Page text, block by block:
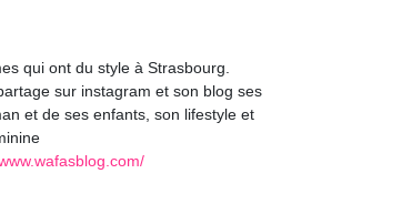
qui ont du style à Strasbourg.
sur instagram et son blog ses
et de ses enfants, son lifestyle et